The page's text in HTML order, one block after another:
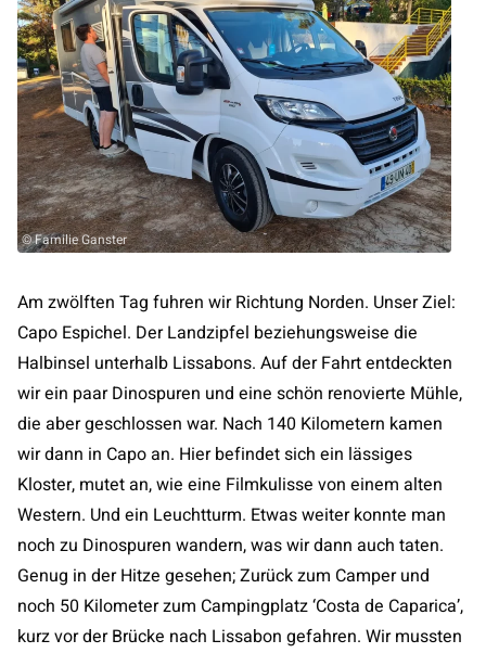
© Familie Ganster
Am zwölften Tag fuhren wir Richtung Norden. Unser Ziel:
Capo Espichel. Der Landzipfel beziehungsweise die
Halbinsel unterhalb Lissabons. Auf der Fahrt entdeckten
wir ein paar Dinospuren und eine schön renovierte Mühle,
die aber geschlossen war. Nach 140 Kilometern kamen
wir dann in Capo an. Hier befindet sich ein lässiges
Kloster, mutet an, wie eine Filmkulisse von einem alten
Western. Und ein Leuchtturm. Etwas weiter konnte man
noch zu Dinospuren wandern, was wir dann auch taten.
Genug in der Hitze gesehen; Zurück zum Camper und
noch 50 Kilometer zum Campingplatz ‘Costa de Caparica’,
kurz vor der Brücke nach Lissabon gefahren. Wir mussten